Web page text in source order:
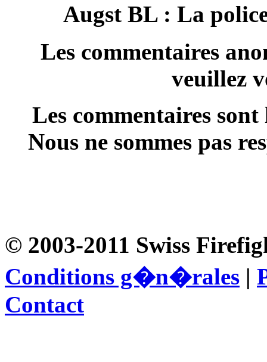
Augst BL : La
Les commentaires
veuillez
Les commentaires
Nous ne sommes pas
© 2003-2011 Swiss
Conditions g�n�rales |
Contact